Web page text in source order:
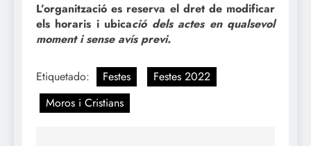
L’organització es reserva el dret de modificar
els horaris i ubicació dels actes en qualsevol
moment i sense avís previ.
Etiquetado: Festes
Festes 2022
Moros i Cristians